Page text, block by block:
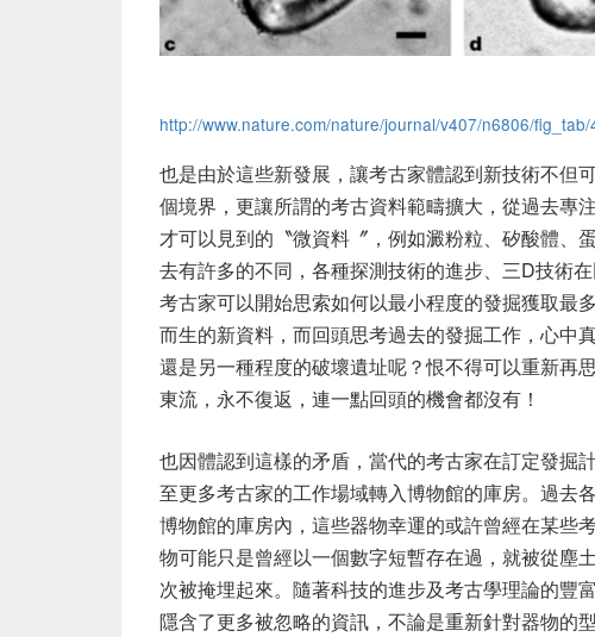
http://www.nature.com/nature/journal/v407/n6806/
也是由於這些新發展，讓考古家體認到新技術不但
個境界，更讓所謂的考古資料範疇擴大，從過去專
才可以見到的〝微資料〞，例如澱粉粒、矽酸體、
去有許多的不同，各種探測技術的進步、三D技術
考古家可以開始思索如何以最小程度的發掘獲取最
而生的新資料，而回頭思考過去的發掘工作，心中
還是另一種程度的破壞遺址呢？恨不得可以重新再
東流，永不復返，連一點回頭的機會都沒有！
也因體認到這樣的矛盾，當代的考古家在訂定發掘
至更多考古家的工作場域轉入博物館的庫房。過去
博物館的庫房內，這些器物幸運的或許曾經在某些
物可能只是曾經以一個數字短暫存在過，就被從塵
次被掩埋起來。隨著科技的進步及考古學理論的豐
隱含了更多被忽略的資訊，不論是重新針對器物的